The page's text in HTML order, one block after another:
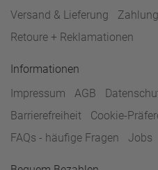
Versand & Lieferung
Retoure + Reklamationen
Informationen
Impressum
AGB
Barrierefreiheit
Cookie-
FAQs - häufige Fragen
Jobs